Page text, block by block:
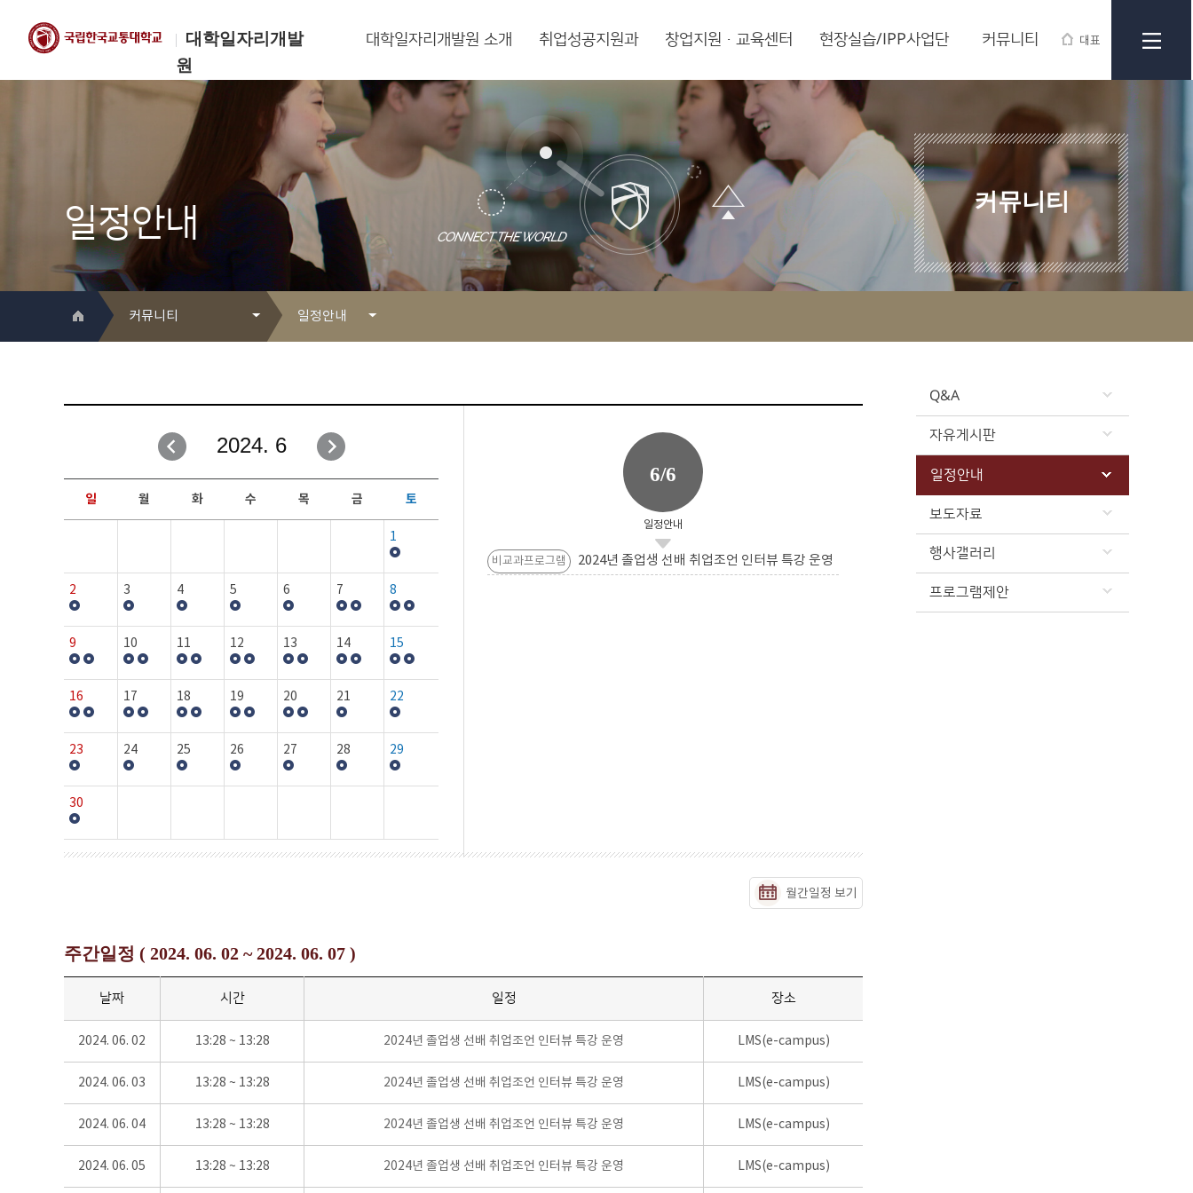
대학일자리개발
원
대표
한국교통대학교
대학일자리개발원
대학일자리개발원 소개 취업성공지원과 창업지원·교육센터 현장실습/IPP사업단 커뮤니티
일정안내
커뮤니티
커뮤니티
취업성공지원과
창업지원·교육센터
현장실습/IPP사업단
커뮤니티
일정안내
자유게시판
일정안내
보도자료
행사갤러리
Q&A
자유게시판
일정안내
보도자료
행사갤러리
프로그램제안
2024. 6
일 월 화 수 목 금 토
1
2 3 4 5 6 7 8
9 10 11 12 13 14 15
16 17 18 19 20 21 22
23 24 25 26 27 28 29
30
6/6
일정안내
비교과프로그램 2024년 졸업생 선배 취업조언 인터뷰 특강 운영
월간일정 보기
주간일정 ( 2024. 06. 02 ~ 2024. 06. 07 )
날짜 시간 일정 장소
2024. 06. 02 13:28 ~ 13:28 2024년 졸업생 선배 취업조언 인터뷰 특강 운영 LMS(e-campus)
2024. 06. 03 13:28 ~ 13:28 2024년 졸업생 선배 취업조언 인터뷰 특강 운영 LMS(e-campus)
2024. 06. 04 13:28 ~ 13:28 2024년 졸업생 선배 취업조언 인터뷰 특강 운영 LMS(e-campus)
2024. 06. 05 13:28 ~ 13:28 2024년 졸업생 선배 취업조언 인터뷰 특강 운영 LMS(e-campus)